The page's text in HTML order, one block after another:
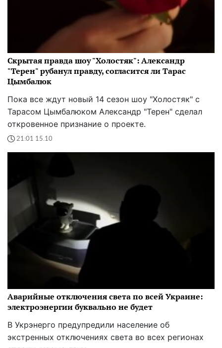
Скрытая правда шоу "Холостяк": Александр
"Терен" рубанул правду, согласится ли Тарас
Цымбалюк
Пока все ждут новый 14 сезон шоу "Холостяк" с
Тарасом Цымбалюком Александр "Терен" сделал
откровенное признание о проекте.
21:01 15.10
Аварийные отключения света по всей Украине:
электроэнергии буквально не будет
В Укрэнерго предупредили население об
экстренных отключениях света во всех регионах